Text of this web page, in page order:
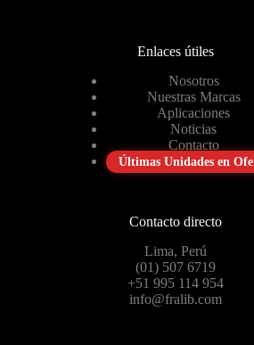
Enlaces útiles
Nosotros
Nuestras Marcas
Aplicaciones
Noticias
Contacto
Últimas Unidades en
Contacto directo
Lima, Perú
(01) 507 6719
+51 995 114 954
info@fralib.com